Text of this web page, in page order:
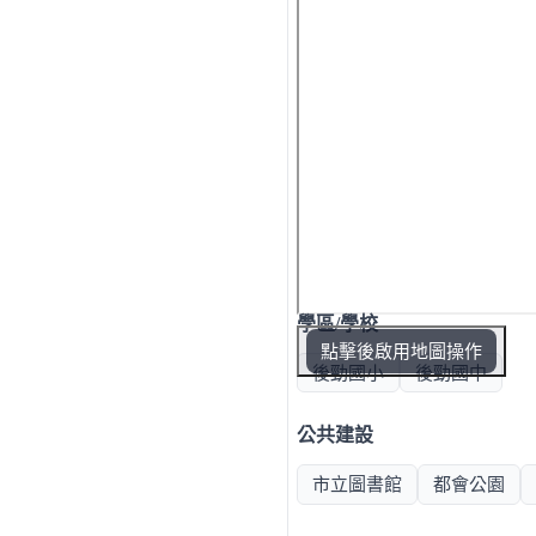
點擊後啟用地圖操作
學區/學校
後勁國小 後勁國中
公共建設
市立圖書館 都會公園